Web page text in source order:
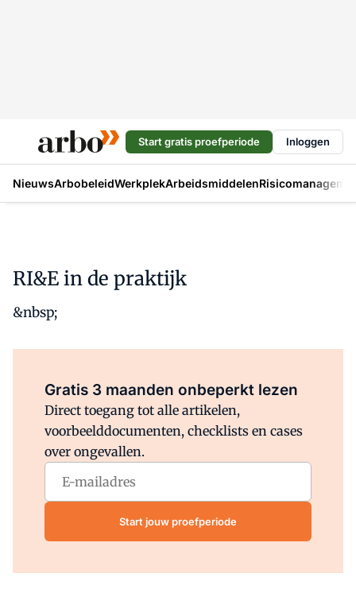
Start gratis proefperiode Inloggen
NieuwsArbobeleidWerkplekArbeidsmiddelen
RI&E in de praktijk
&nbsp;
Gratis 3 maanden onbeperkt lezen
Direct toegang tot alle artikelen,
voorbeelddocumenten, checklists en cases
over ongevallen.
Start jouw proefperiode